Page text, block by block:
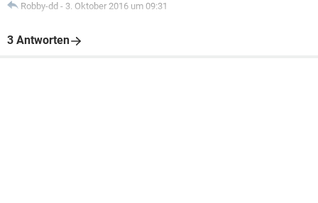
Robby-dd - 3. Oktober 2016 um 09:31
3 Antworten